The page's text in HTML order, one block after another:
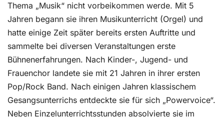
Thema „Musik“ nicht vorbeikommen werde. Mit 5
Jahren begann sie ihren Musikunterricht (Orgel) und
hatte einige Zeit später bereits ersten Auftritte und
sammelte bei diversen Veranstaltungen erste
Bühnenerfahrungen. Nach Kinder-, Jugend- und
Frauenchor landete sie mit 21 Jahren in ihrer ersten
Pop/Rock Band. Nach einigen Jahren klassischem
Gesangsunterrichs entdeckte sie für sich „Powervoice“.
Neben Einzelunterrichtsstunden absolvierte sie im